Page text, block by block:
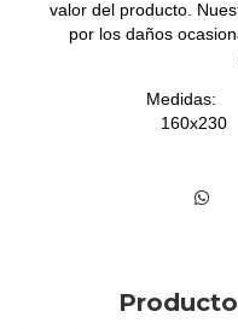
valor del producto.
por los daños